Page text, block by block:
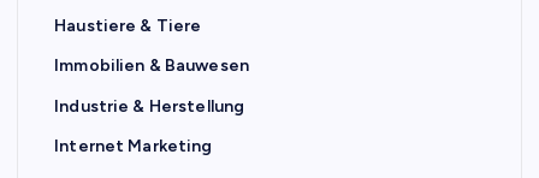
Haustiere & Tiere
Immobilien & Bauwesen
Industrie & Herstellung
Internet Marketing